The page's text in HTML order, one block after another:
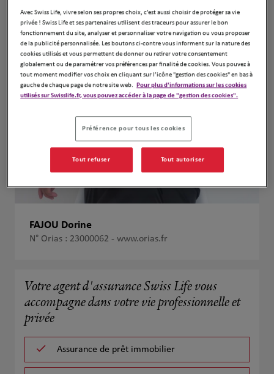
FAJOU Dorine
N° Orias : 23000062 - www.orias.fr
Votre agent d'assurance Swiss Life vous
accompagne dans votre vie professionnelle et
privée
Assurance de prêt immobilier
Avec Swiss Life, vivre selon ses propres choix, c’est aussi choisir de protéger sa vie
privée ! Swiss Life et ses partenaires utilisent des traceurs pour assurer le bon
fonctionnement du site, analyser et personnaliser votre navigation ou vous proposer
de la publicité personnalisée. Les boutons ci-contre vous informent sur la nature des
cookies utilisés et vous permettent de donner ou retirer votre consentement
globalement ou de paramétrer vos préférences par finalité de cookies. Vous pouvez à
tout moment modifier vos choix en cliquant sur l’icône "gestion des cookies" en bas à
gauche de chaque page de notre site web. Pour plus d'informations sur les cookies
utilisés sur Swisslife.fr, vous pouvez accéder à la page de "gestion des cookies".
Préférence pour tous les cookies
Tout refuser Tout autoriser